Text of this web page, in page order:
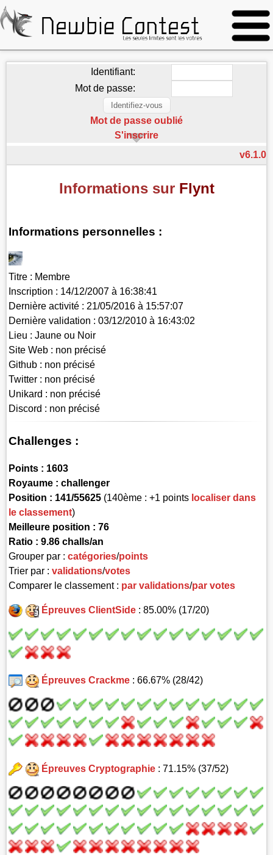
Identifiant:
Mot de passe:
Mot de passe oublié
S'inscrire
v6.1.0
Informations sur Flynt
Informations personnelles :
Titre : Membre
Inscription : 14/12/2007 à 16:38:41
Dernière activité : 21/05/2016 à 15:57:07
Dernière validation : 03/12/2010 à 16:43:02
Lieu : Jaune ou Noir
Site Web : non précisé
Github : non précisé
Twitter : non précisé
Unikard : non précisé
Discord : non précisé
Challenges :
Points : 1603
Royaume : challenger
Position : 141/55625 (140ème : +1 points localiser dans
le classement)
Meilleure position : 76
Ratio : 9.86 challs/an
Grouper par :catégories/points
Trier par :validations/votes
Comparer le classement : par validations/par votes
Épreuves ClientSide: 85.00% (17/20)
Épreuves Crackme: 66.67% (28/42)
Épreuves Cryptographie: 71.15% (37/52)